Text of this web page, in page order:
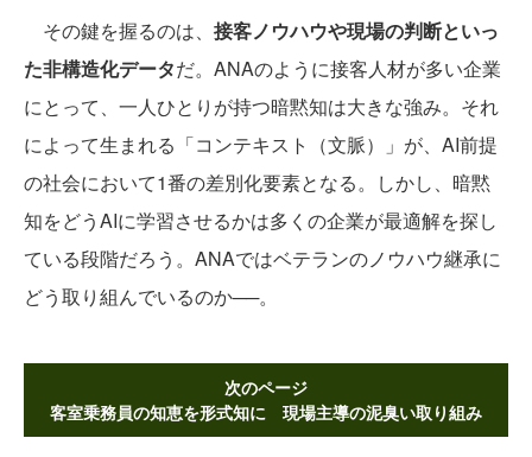
その鍵を握るのは、 接客ノウハウや現場の判断といっ
た非構造化データだ。ANAのように接客人材が多い企業
にとって、一人ひとりが持つ暗黙知は大きな強み。それ
によって生まれる「コンテキスト（文脈）」が、AI前提
の社会において1番の差別化要素となる。しかし、暗黙
知をどうAIに学習させるかは多くの企業が最適解を探し
ている段階だろう。ANAではベテランのノウハウ継承に
どう取り組んでいるのか──。
次のページ
客室乗務員の知恵を形式知に 現場主導の泥臭い取り組み